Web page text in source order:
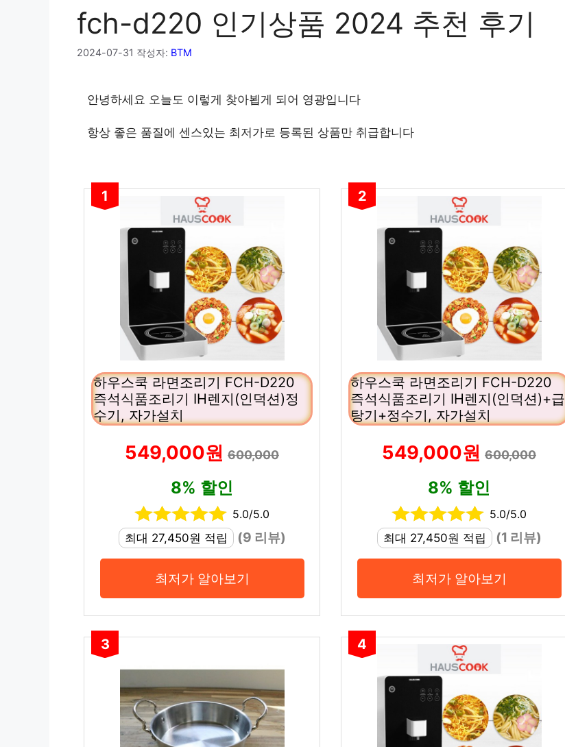
fch-d220 인기상품 2024 추천 후기
2024-07-31 작성자: BTM
안녕하세요 오늘도 이렇게 찾아뵙게 되어 영광입니다
항상 좋은 품질에 센스있는 최저가로 등록된 상품만 취급합니다
1
하우스쿡 라면조리기 FCH-D220
즉석식품조리기 IH렌지(인덕션)정
수기, 자가설치
549,000원 600,000
8% 할인
5.0/5.0
최대 27,450원 적립
(9 리뷰)
최저가 알아보기
2
하우스쿡 라면조리기 FCH-D220
즉석식품조리기 IH렌지(인덕션)+급
탕기+정수기, 자가설치
549,000원 600,000
8% 할인
5.0/5.0
최대 27,450원 적립
(1 리뷰)
최저가 알아보기
3 4